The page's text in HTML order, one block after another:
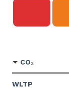
CO₂
WLTP